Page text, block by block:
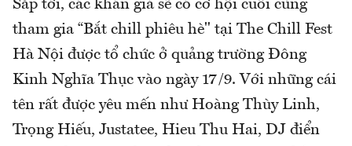
Sắp tới, các khán giả sẽ có cơ hội cuối cùng
tham gia “Bắt chill phiêu hè" tại The Chill Fest
Hà Nội được tổ chức ở quảng trường Đông
Kinh Nghĩa Thục vào ngày 17/9. Với những cái
tên rất được yêu mến như Hoàng Thùy Linh,
Trọng Hiếu, Justatee, Hieu Thu Hai, DJ điển